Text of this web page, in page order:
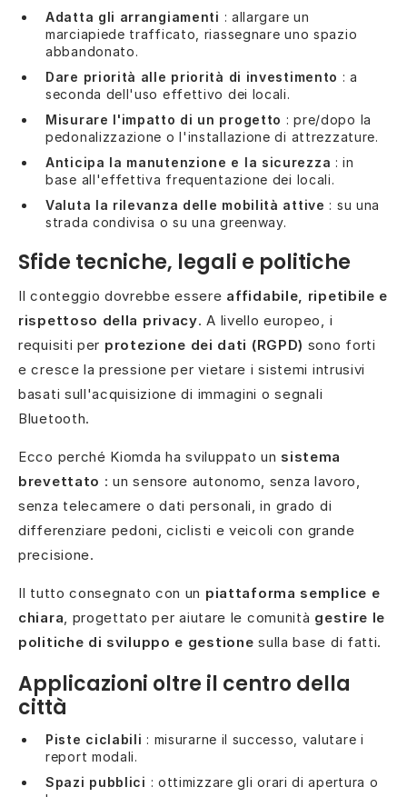
Adatta gli arrangiamenti : allargare un
marciapiede trafficato, riassegnare uno spazio
abbandonato.
Dare priorità alle priorità di investimento : a
seconda dell'uso effettivo dei locali.
Misurare l'impatto di un progetto : pre/dopo la
pedonalizzazione o l'installazione di attrezzature.
Anticipa la manutenzione e la sicurezza : in
base all'effettiva frequentazione dei locali.
Valuta la rilevanza delle mobilità attive : su una
strada condivisa o su una greenway.
Sfide tecniche, legali e politiche
Il conteggio dovrebbe essere affidabile, ripetibile e
rispettoso della privacy. A livello europeo, i
requisiti per protezione dei dati (RGPD) sono forti
e cresce la pressione per vietare i sistemi intrusivi
basati sull'acquisizione di immagini o segnali
Bluetooth.
Ecco perché Kiomda ha sviluppato un sistema
brevettato : un sensore autonomo, senza lavoro,
senza telecamere o dati personali, in grado di
differenziare pedoni, ciclisti e veicoli con grande
precisione.
Il tutto consegnato con un piattaforma semplice e
chiara, progettato per aiutare le comunità gestire le
politiche di sviluppo e gestione sulla base di fatti.
Applicazioni oltre il centro della
città
Piste ciclabili : misurarne il successo, valutare i
report modali.
Spazi pubblici : ottimizzare gli orari di apertura o